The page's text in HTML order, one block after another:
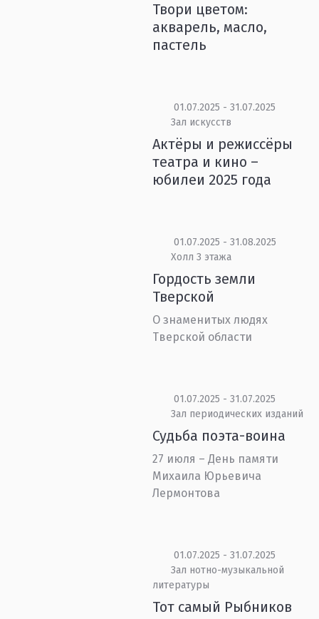
Твори цветом:
акварель, масло,
пастель
01.07.2025 - 31.07.2025
Зал искусств
Актёры и режиссёры
театра и кино –
юбилеи 2025 года
01.07.2025 - 31.08.2025
Холл 3 этажа
Гордость земли
Тверской
О знаменитых людях
Тверской области
01.07.2025 - 31.07.2025
Зал периодических изданий
Судьба поэта-воина
27 июля – День памяти
Михаила Юрьевича
Лермонтова
01.07.2025 - 31.07.2025
Зал нотно-музыкальной
литературы
Тот самый Рыбников